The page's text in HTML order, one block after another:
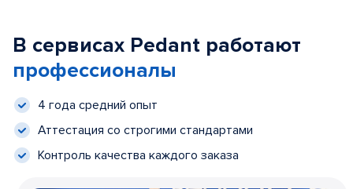
В сервисах Pedant работают
профессионалы
4 года средний опыт
Аттестация со строгими стандартами
Контроль качества каждого заказа